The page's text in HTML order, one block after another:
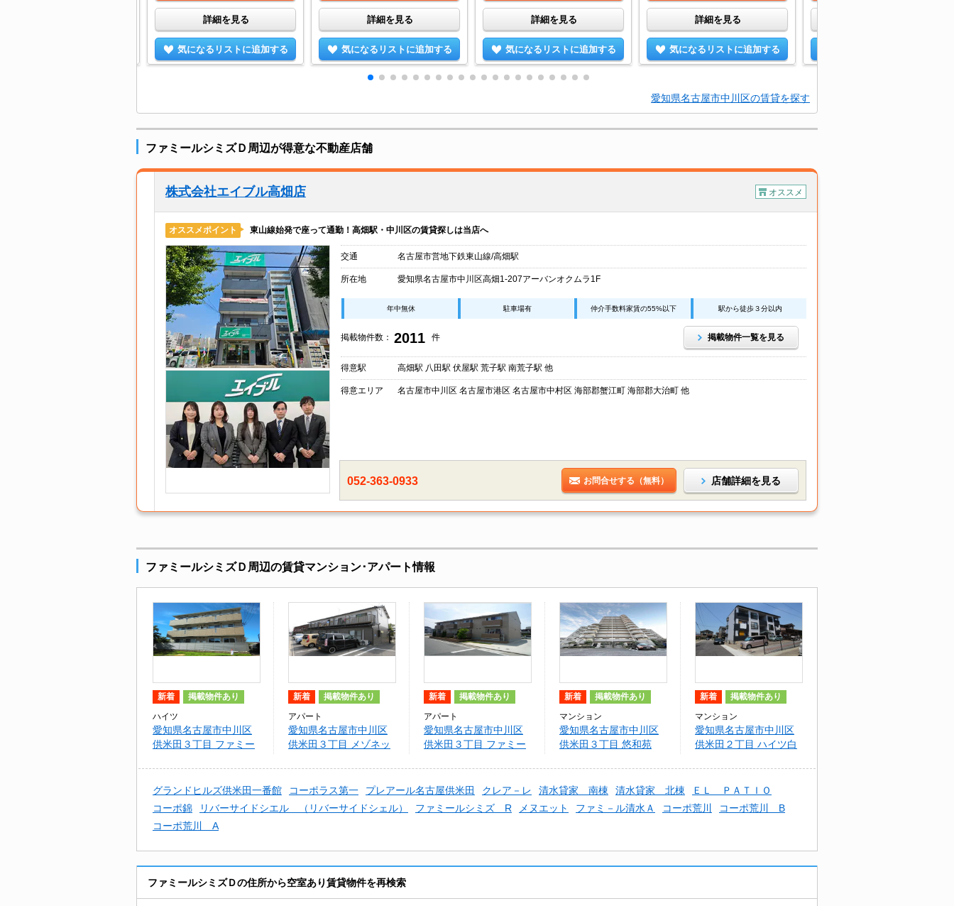
詳細を見る
気になるリストに追加する
詳細を見る
気になるリストに追加する
詳細を見る
気になるリストに追加する
詳細を見る
気になるリストに追加する
愛知県名古屋市中川区の賃貸を探す
ファミールシミズＤ周辺が得意な不動産店舗
株式会社エイブル高畑店 オススメ
オススメポイント 東山線始発で座って通勤！高畑駅・中川区の賃貸探しは当店へ
交通 名古屋市営地下鉄東山線/高畑駅
所在地 愛知県名古屋市中川区高畑1-207アーバンオクムラ1F
年中無休 駐車場有 仲介手数料家賃の55%以下 駅から徒歩３分以内
掲載物件数： 2011 件 掲載物件一覧を見る
得意駅 高畑駅 八田駅 伏屋駅 荒子駅 南荒子駅 他
得意エリア 名古屋市中川区 名古屋市港区 名古屋市中村区 海部郡蟹江町 海部郡大治町 他
052-363-0933 お問合せする（無料） 店舗詳細を見る
ファミールシミズＤ周辺の賃貸マンション･アパート情報
新着 掲載物件あり
ハイツ
愛知県名古屋市中川区
供米田３丁目 ファミー
新着 掲載物件あり
アパート
愛知県名古屋市中川区
供米田３丁目 メゾネッ
新着 掲載物件あり
アパート
愛知県名古屋市中川区
供米田３丁目 ファミー
新着 掲載物件あり
マンション
愛知県名古屋市中川区
供米田３丁目 悠和苑
新着 掲載物件あり
マンション
愛知県名古屋市中川区
供米田２丁目 ハイツ白
グランドヒルズ供米田一番館 コーポラス第一 プレアール名古屋供米田 クレア－レ 清水貸家 南棟 清水貸家 北棟
ＥＬ ＰＡＴＩＯ
コーポ錦
リバーサイドシエル （リバーサイドシェル） ファミールシミズ R メヌエット ファミ－ル清水Ａ コーポ荒川
コーポ荒川 B
コーポ荒川 A
ファミールシミズＤの住所から空室あり賃貸物件を再検索